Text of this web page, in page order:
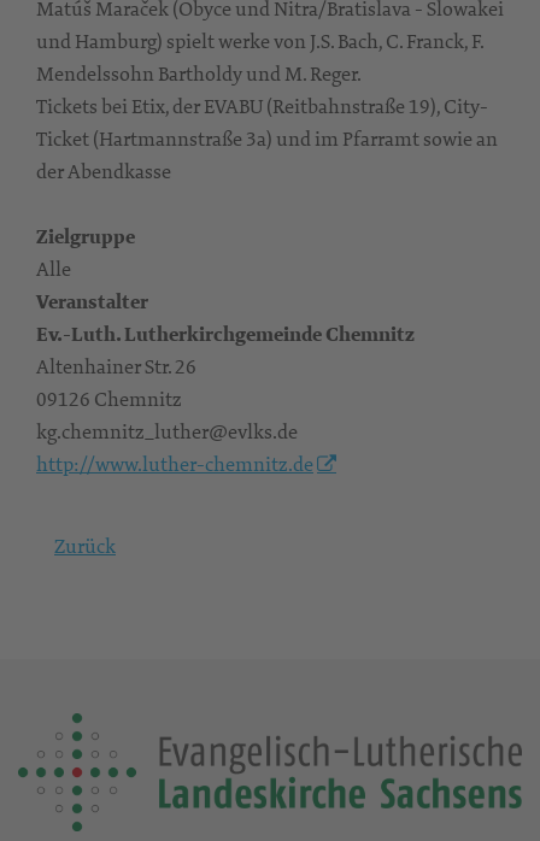
Matúš Maraček (Obyce und Nitra/Bratislava - Slowakei
und Hamburg) spielt werke von J.S. Bach, C. Franck, F.
Mendelssohn Bartholdy und M. Reger.
Tickets bei Etix, der EVABU (Reitbahnstraße 19), City-
Ticket (Hartmannstraße 3a) und im Pfarramt sowie an
der Abendkasse
Zielgruppe
Alle
Veranstalter
Ev.-Luth. Lutherkirchgemeinde Chemnitz
Altenhainer Str. 26
09126 Chemnitz
kg.chemnitz_luther@evlks.de
http://www.luther-chemnitz.de
Zurück